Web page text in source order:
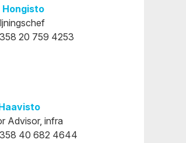
Välivainio
Hongisto
20 759 4253
Advisor, infra
40 682 4644